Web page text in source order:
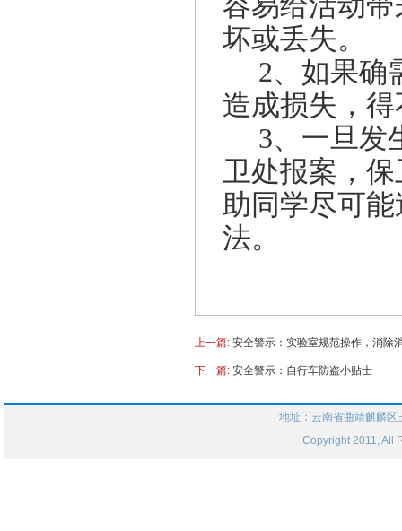
坏或丢失。
2、如果确
造成损失，
3、一旦发
卫处报案，
助同学尽可
法。
上一篇: 安全警示：实验室规范操作，消除
下一篇: 安全警示：自行车防盗小贴士
地址：云南省曲靖麒麟
Copyright 2011, All